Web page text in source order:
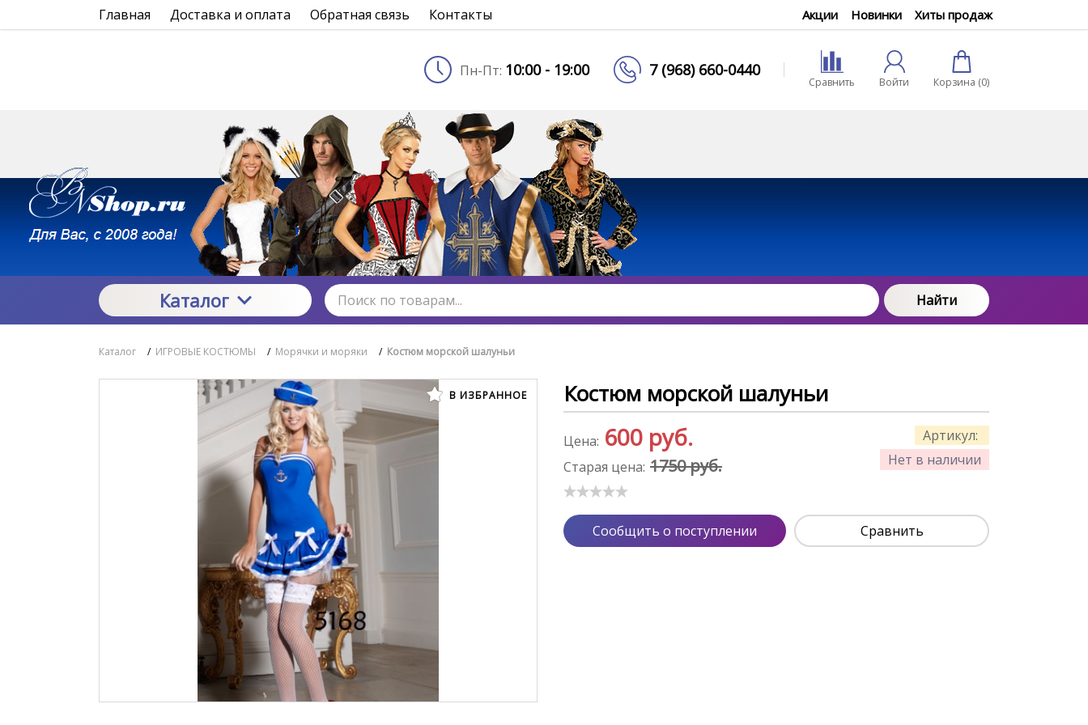
Главная Доставка и оплата Обратная связь Контакты Акции Новинки Хиты продаж
Пн-Пт: 10:00 - 19:00 7 (968) 660-0440
Сравнить Войти Корзина (0)
Каталог Найти
Каталог / ИГРОВЫЕ КОСТЮМЫ / Морячки и моряки / Костюм морской шалуньи
В ИЗБРАННОЕ Костюм морской шалуньи
Артикул:
Нет в наличии
Цена: 600 руб.
Старая цена: 1750 руб.
Сообщить о поступлении Сравнить